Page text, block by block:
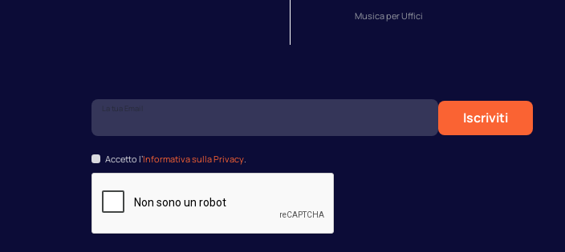
La tua Email
Iscriviti
Accetto l’Informativa sulla Privacy.
Musica per Uffici